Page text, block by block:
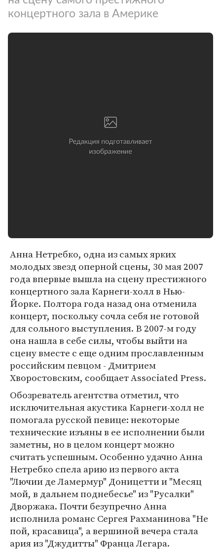
концертного зала в Америке
Анна Нетребко, одна из самых ярких
молодых звезд оперной сцены, 30 мая 2007
года впервые вышла на сцену престижного
концертного зала Карнеги-холл в Нью-
Йорке. Полтора года назад она отменила
концерт, поскольку сочла себя не готовой
для сольного выступления. В 2007-м году
она нашла в себе силы, чтобы выйти на
сцену вместе с еще одним прославленным
российским певцом - Дмитрием
Хворостовским, сообщает Associated Press.
Обозреватель агентства отметил, что
исключительная акустика Карнеги-холл не
помогала русской певице: некоторые
технические изъяны в ее исполнении были
заметны, но в целом концерт можно
считать успешным. Особенно удачно Анна
Нетребко спела арию из первого акта
"Лючии де Ламермур" Доницетти и "Месяц
мой, в дальнем поднебесье" из "Русалки"
Дворжака. Почти безупречно Анна
исполнила романс Сергея Рахманинова "Не
пой, красавица", а вершиной вечера стала
ария из "Джудитты" Франца Легара.